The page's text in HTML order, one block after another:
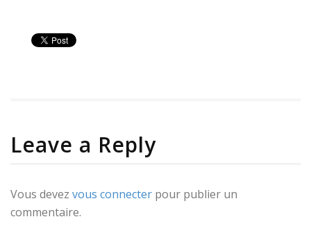
Leave a Reply
Vous devez vous connecter pour publier un
commentaire.